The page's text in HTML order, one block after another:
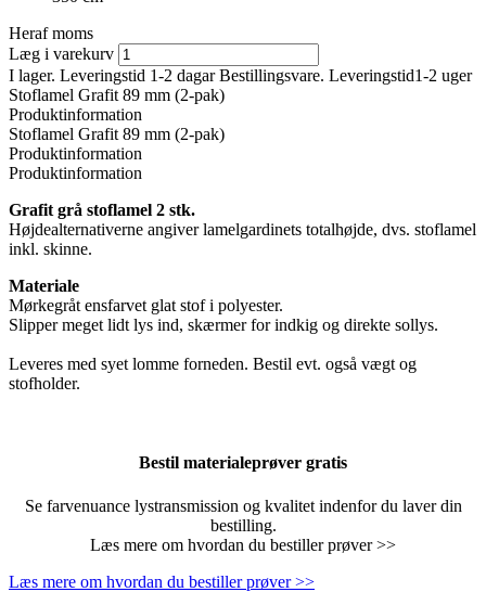
Heraf moms
Læg i varekurv
I lager. Leveringstid 1-2 dagar Bestillingsvare. Leveringstid1-2 uger
Stoflamel Grafit 89 mm (2-pak)
Produktinformation
Stoflamel Grafit 89 mm (2-pak)
Produktinformation
Produktinformation
Grafit grå stoflamel 2 stk.
Højdealternativerne angiver lamelgardinets totalhøjde, dvs. stoflamel
inkl. skinne.
Materiale
Mørkegråt ensfarvet glat stof i polyester.
Slipper meget lidt lys ind, skærmer for indkig og direkte sollys.
Leveres med syet lomme forneden. Bestil evt. også vægt og
stofholder.
Bestil materialeprøver gratis
Se farvenuance lystransmission og kvalitet indenfor du laver din
bestilling.
Læs mere om hvordan du bestiller prøver >>
Læs mere om hvordan du bestiller prøver >>